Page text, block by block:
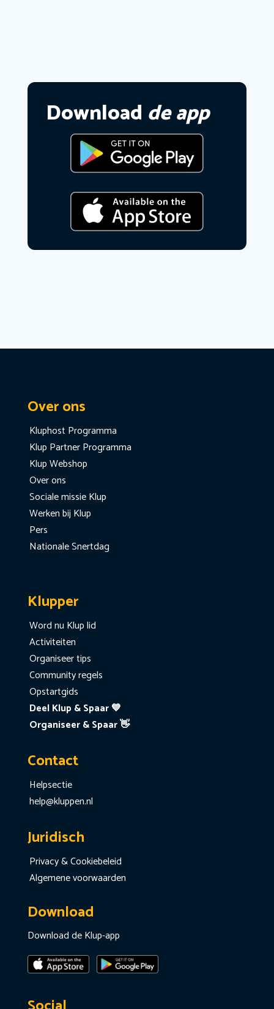
Download de app
Over ons
Kluphost Programma
Klup Partner Programma
Klup Webshop
Over ons
Sociale missie Klup
Werken bij Klup
Pers
Nationale Snertdag
Klupper
Word nu Klup lid
Activiteiten
Organiseer tips
Community regels
Opstartgids
Deel Klup & Spaar 💙
Organiseer & Spaar 👋
Contact
Helpsectie
help@kluppen.nl
Juridisch
Privacy & Cookiebeleid
Algemene voorwaarden
Download
Download de Klup-app